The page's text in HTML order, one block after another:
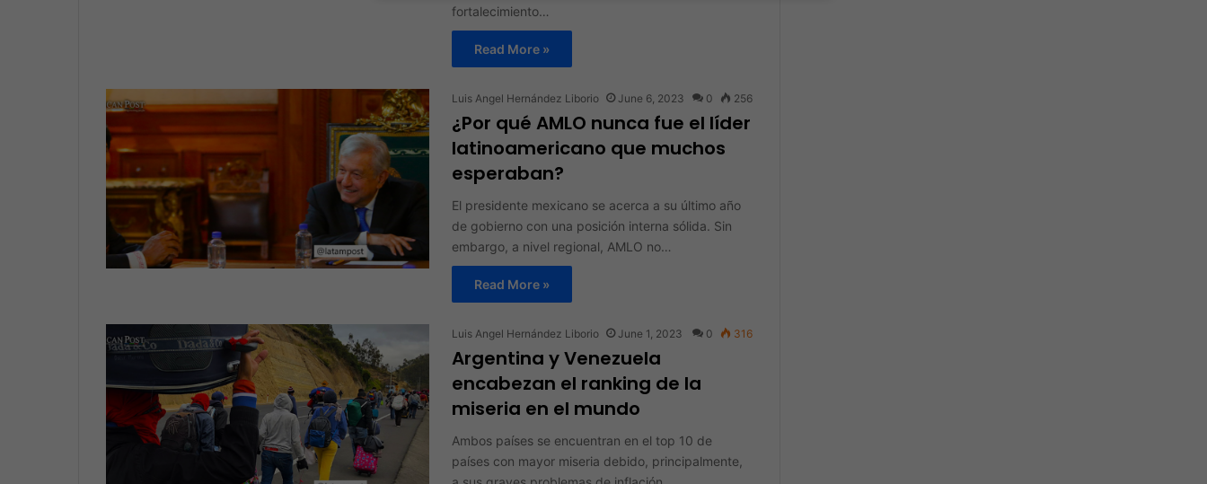
fortalecimiento…
Read More »
Luis Angel Hernández Liborio June 6, 2023 0 256
¿Por qué AMLO nunca fue el líder
latinoamericano que muchos
esperaban?
El presidente mexicano se acerca a su último año
de gobierno con una posición interna sólida. Sin
embargo, a nivel regional, AMLO no…
Read More »
Luis Angel Hernández Liborio June 1, 2023 0 316
Argentina y Venezuela
encabezan el ranking de la
miseria en el mundo
Ambos países se encuentran en el top 10 de
países con mayor miseria debido, principalmente,